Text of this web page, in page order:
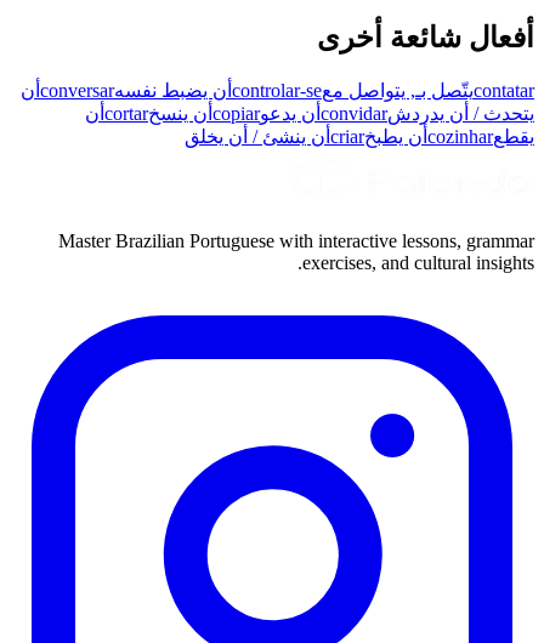
أفعال شائعة أخرى
contatarيتّصل بـ, يتواصل معcontrolar-se أن يضبط نفسهconversar أن
يتحدث / أن يدردشconvidar أن يدعوcopiar أن ينسخcortar أن
يقطعcozinhar أن يطبخcriar أن ينشئ / أن يخلق
Master Brazilian Portuguese with interactive lessons, grammar
exercises, and cultural insights.